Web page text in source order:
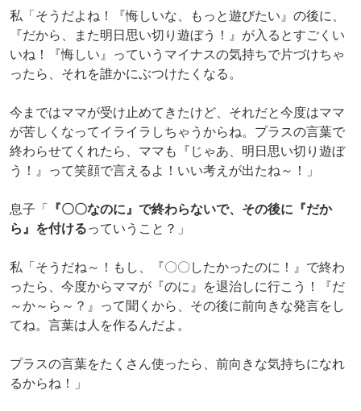
私「そうだよね！『悔しいな、もっと遊びたい』の後に、
『だから、また明日思い切り遊ぼう！』が入るとすごくい
いね！『悔しい』っていうマイナスの気持ちで片づけちゃ
ったら、それを誰かにぶつけたくなる。
今まではママが受け止めてきたけど、それだと今度はママ
が苦しくなってイライラしちゃうからね。プラスの言葉で
終わらせてくれたら、ママも『じゃあ、明日思い切り遊ぼ
う！』って笑顔で言えるよ！いい考えが出たね～！」
息子「 『〇〇なのに』で終わらないで、その後に『だか
ら』を付けるっていうこと？」
私「そうだね～！もし、『〇〇したかったのに！』で終わ
ったら、今度からママが『のに』を退治しに行こう！『だ
～か～ら～？』って聞くから、その後に前向きな発言をし
てね。言葉は人を作るんだよ。
プラスの言葉をたくさん使ったら、前向きな気持ちになれ
るからね！」